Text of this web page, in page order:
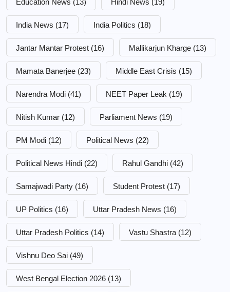
Education News (13) Hindi News (19)
India News (17) India Politics (18)
Jantar Mantar Protest (16) Mallikarjun Kharge (13)
Mamata Banerjee (23) Middle East Crisis (15)
Narendra Modi (41) NEET Paper Leak (19)
Nitish Kumar (12) Parliament News (19)
PM Modi (12) Political News (22)
Political News Hindi (22) Rahul Gandhi (42)
Samajwadi Party (16) Student Protest (17)
UP Politics (16) Uttar Pradesh News (16)
Uttar Pradesh Politics (14) Vastu Shastra (12)
Vishnu Deo Sai (49)
West Bengal Election 2026 (13)